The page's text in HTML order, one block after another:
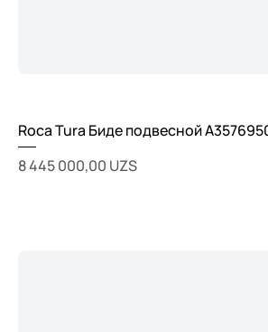
Roca Tura Биде подвесной
Цена
8 445 000,00 UZS